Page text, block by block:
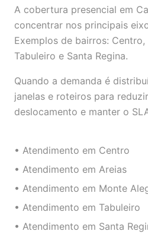
A cobertura presencial em
concentrar nos principais
Exemplos de bairros:
Tabuleiro e Santa Regina.
Quando a demanda é
janelas e roteiros para
deslocamento e manter o
• Atendimento em Centro
• Atendimento em Areias
• Atendimento em Monte
• Atendimento em Tabuleiro
• Atendimento em Santa